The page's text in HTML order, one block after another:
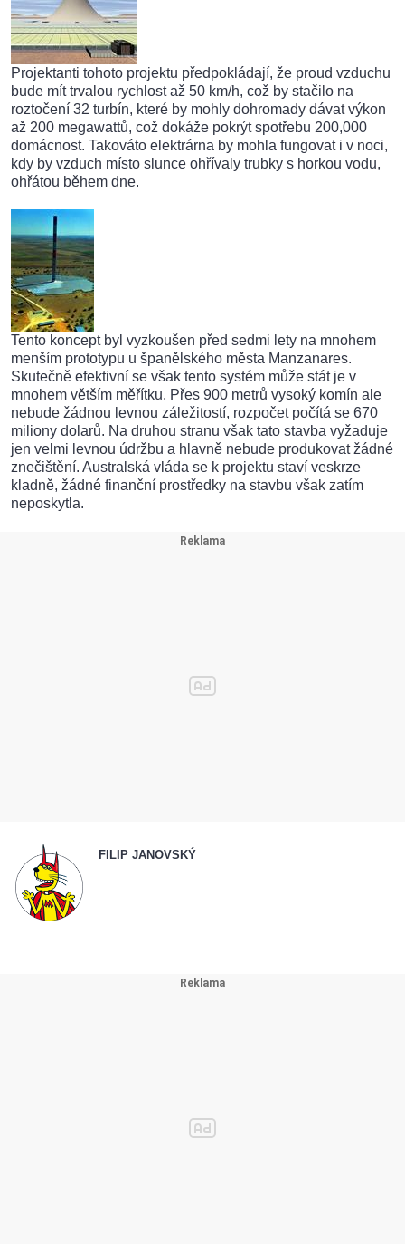
Projektanti tohoto projektu předpokládají, že proud vzduchu
bude mít trvalou rychlost až 50 km/h, což by stačilo na
roztočení 32 turbín, které by mohly dohromady dávat výkon
až 200 megawattů, což dokáže pokrýt spotřebu 200,000
domácnost. Takováto elektrárna by mohla fungovat i v noci,
kdy by vzduch místo slunce ohřívaly trubky s horkou vodu,
ohřátou během dne.
Tento koncept byl vyzkoušen před sedmi lety na mnohem
menším prototypu u španělského města Manzanares.
Skutečně efektivní se však tento systém může stát je v
mnohem větším měřítku. Přes 900 metrů vysoký komín ale
nebude žádnou levnou záležitostí, rozpočet počítá se 670
miliony dolarů. Na druhou stranu však tato stavba vyžaduje
jen velmi levnou údržbu a hlavně nebude produkovat žádné
znečištění. Australská vláda se k projektu staví veskrze
kladně, žádné finanční prostředky na stavbu však zatím
neposkytla.
FILIP JANOVSKÝ